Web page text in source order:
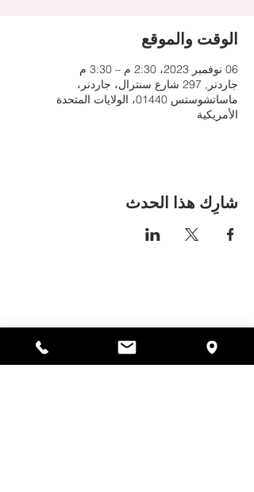
الوقت والموقع
06 نوفمبر 2023، 2:30 م – 3:30 م
جاردنر, 297 شارع سنترال، جاردنر،
ماساتشوستس 01440، الولايات المتحدة
الأمريكية
شارِك هذا الحدث
ماساتشوستس 01440
978-364-0920